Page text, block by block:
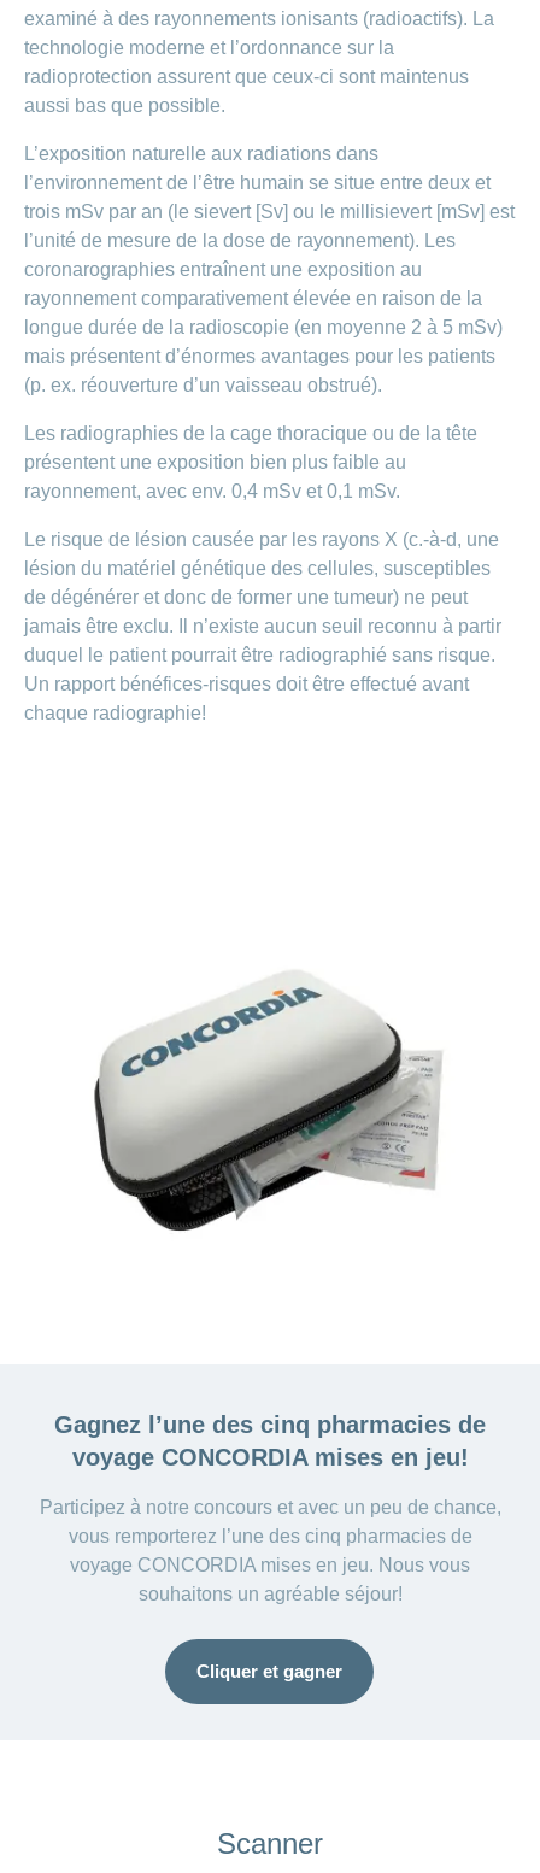
examiné à des rayonnements ionisants (radioactifs). La
technologie moderne et l’ordonnance sur la
radioprotection assurent que ceux-ci sont maintenus
aussi bas que possible.
L’exposition naturelle aux radiations dans
l’environnement de l’être humain se situe entre deux et
trois mSv par an (le sievert [Sv] ou le millisievert [mSv] est
l’unité de mesure de la dose de rayonnement). Les
coronarographies entraînent une exposition au
rayonnement comparativement élevée en raison de la
longue durée de la radioscopie (en moyenne 2 à 5 mSv)
mais présentent d’énormes avantages pour les patients
(p. ex. réouverture d’un vaisseau obstrué).
Les radiographies de la cage thoracique ou de la tête
présentent une exposition bien plus faible au
rayonnement, avec env. 0,4 mSv et 0,1 mSv.
Le risque de lésion causée par les rayons X (c.-à-d, une
lésion du matériel génétique des cellules, susceptibles
de dégénérer et donc de former une tumeur) ne peut
jamais être exclu. Il n’existe aucun seuil reconnu à partir
duquel le patient pourrait être radiographié sans risque.
Un rapport bénéfices-risques doit être effectué avant
chaque radiographie!
Gagnez l’une des cinq pharmacies de
voyage CONCORDIA mises en jeu!
Participez à notre concours et avec un peu de chance,
vous remporterez l’une des cinq pharmacies de
voyage CONCORDIA mises en jeu. Nous vous
souhaitons un agréable séjour!
Cliquer et gagner
Scanner